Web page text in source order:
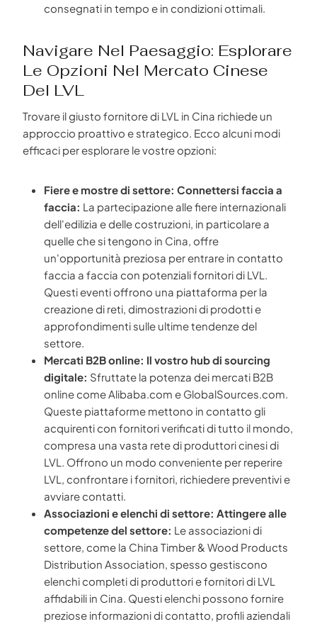
consegnati in tempo e in condizioni ottimali.
Navigare Nel Paesaggio: Esplorare
Le Opzioni Nel Mercato Cinese
Del LVL
Trovare il giusto fornitore di LVL in Cina richiede un
approccio proattivo e strategico. Ecco alcuni modi
efficaci per esplorare le vostre opzioni:
Fiere e mostre di settore: Connettersi faccia a
faccia: La partecipazione alle fiere internazionali
dell'edilizia e delle costruzioni, in particolare a
quelle che si tengono in Cina, offre
un'opportunità preziosa per entrare in contatto
faccia a faccia con potenziali fornitori di LVL.
Questi eventi offrono una piattaforma per la
creazione di reti, dimostrazioni di prodotti e
approfondimenti sulle ultime tendenze del
settore.
Mercati B2B online: Il vostro hub di sourcing
digitale: Sfruttate la potenza dei mercati B2B
online come Alibaba.com e GlobalSources.com.
Queste piattaforme mettono in contatto gli
acquirenti con fornitori verificati di tutto il mondo,
compresa una vasta rete di produttori cinesi di
LVL. Offrono un modo conveniente per reperire
LVL, confrontare i fornitori, richiedere preventivi e
avviare contatti.
Associazioni e elenchi di settore: Attingere alle
competenze del settore: Le associazioni di
settore, come la China Timber & Wood Products
Distribution Association, spesso gestiscono
elenchi completi di produttori e fornitori di LVL
affidabili in Cina. Questi elenchi possono fornire
preziose informazioni di contatto, profili aziendali